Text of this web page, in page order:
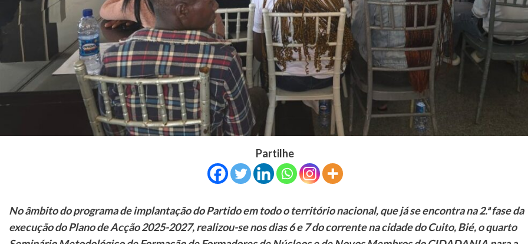
Partilhe
No âmbito do programa de implantação do Partido em todo o território nacional, que já se encontra na 2.ª fase da
execução do Plano de Acção 2025-2027, realizou-se nos dias 6 e 7 do corrente na cidade do Cuito, Bié, o quarto